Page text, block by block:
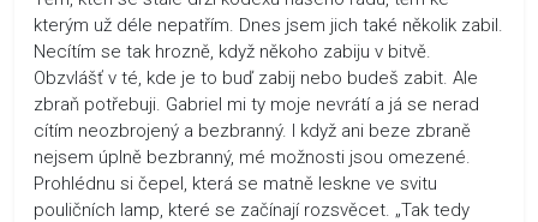
kterým už déle nepatřím. Dnes jsem jich také několik zabil.
Necítím se tak hrozně, když někoho zabiju v bitvě.
Obzvlášť v té, kde je to buď zabij nebo budeš zabit. Ale
zbraň potřebuji. Gabriel mi ty moje nevrátí a já se nerad
cítím neozbrojený a bezbranný. I když ani beze zbraně
nejsem úplně bezbranný, mé možnosti jsou omezené.
Prohlédnu si čepel, která se matně leskne ve svitu
pouličních lamp, které se začínají rozsvěcet. „Tak tedy